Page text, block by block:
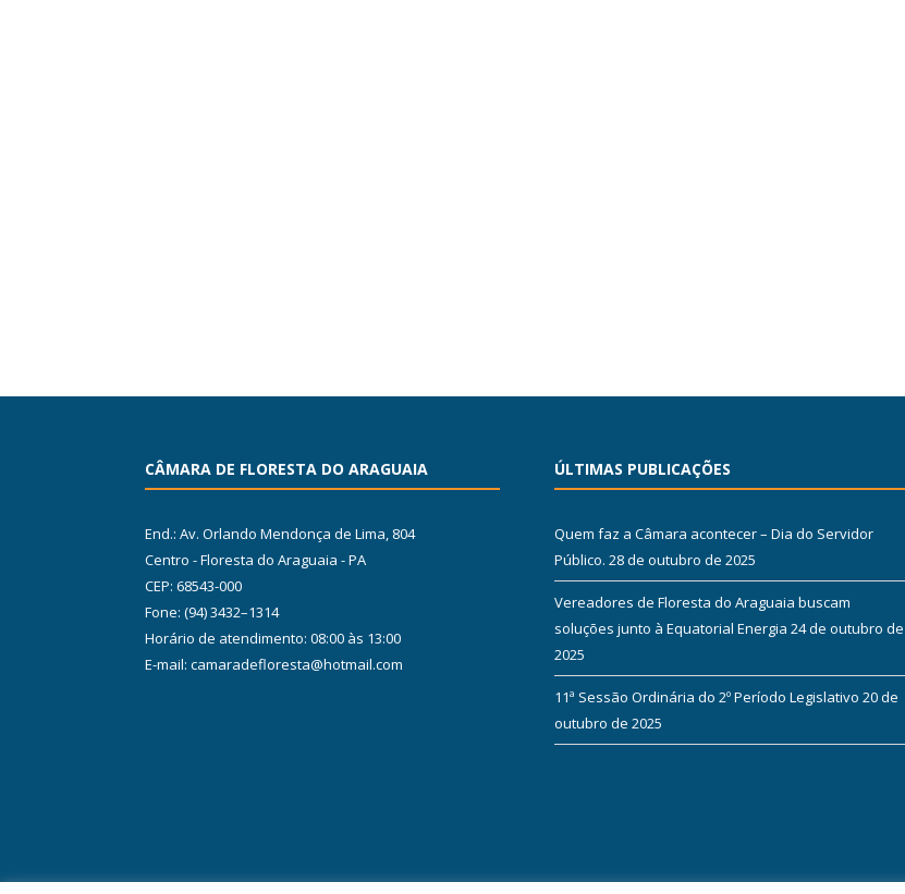
CÂMARA DE FLORESTA DO ARAGUAIA
End.: Av. Orlando Mendonça de Lima, 804
Centro - Floresta do Araguaia - PA
CEP: 68543-000
Fone: (94) 3432–1314
Horário de atendimento: 08:00 às 13:00
E-mail: camaradefloresta@hotmail.com
ÚLTIMAS PUBLICAÇÕES
Quem faz a Câmara acontecer – Dia do Servidor
Público. 28 de outubro de 2025
Vereadores de Floresta do Araguaia buscam
soluções junto à Equatorial Energia 24 de outubro de
2025
11ª Sessão Ordinária do 2º Período Legislativo 20 de
outubro de 2025